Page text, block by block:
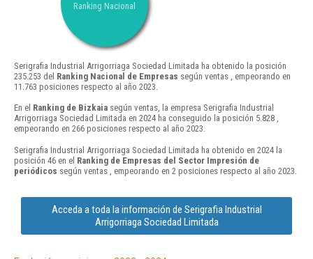
Ranking Nacional
Serigrafia Industrial Arrigorriaga Sociedad Limitada ha obtenido la posición
235.253 del Ranking Nacional de Empresas según ventas , empeorando en
11.763 posiciones respecto al año 2023.
En el Ranking de Bizkaia según ventas, la empresa Serigrafia Industrial
Arrigorriaga Sociedad Limitada en 2024 ha conseguido la posición 5.828 ,
empeorando en 266 posiciones respecto al año 2023.
Serigrafia Industrial Arrigorriaga Sociedad Limitada ha obtenido en 2024 la
posición 46 en el Ranking de Empresas del Sector Impresión de
periódicos según ventas , empeorando en 2 posiciones respecto al año 2023.
Acceda a toda la información de Serigrafia Industrial
Arrigorriaga Sociedad Limitada